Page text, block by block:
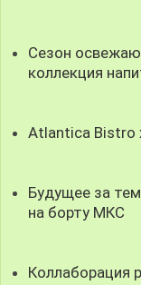
Сезон
коллекция
Atlantica Bistro
Будущее за
на борту МКС
Коллаборация